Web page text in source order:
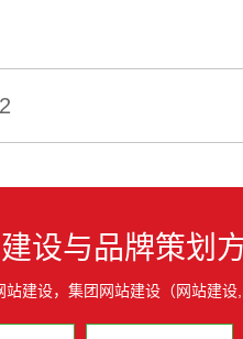
设与品牌策划
建设，集团网站建设（网站建